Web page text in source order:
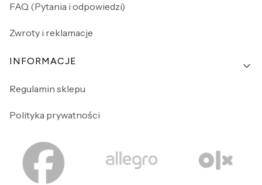
FAQ (Pytania i odpowiedzi)
Zwroty i reklamacje
INFORMACJE
Regulamin sklepu
Polityka prywatności